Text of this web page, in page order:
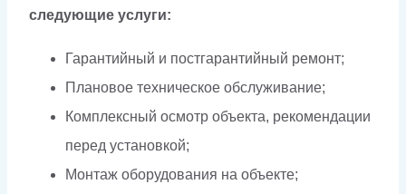
следующие услуги:
Гарантийный и постгарантийный ремонт;
Плановое техническое обслуживание;
Комплексный осмотр объекта, рекомендации
перед установкой;
Монтаж оборудования на объекте;